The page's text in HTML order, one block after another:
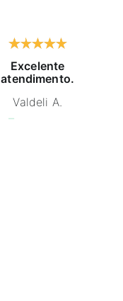
Excelente
atendimento.
Valdeli A.